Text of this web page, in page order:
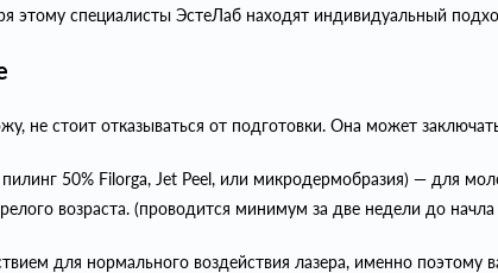
этому специалисты ЭстеЛаб находят индивидуальный
не стоит отказываться от подготовки. Она может
50% Filorga, Jet Peel, или микродермобразия) — для
возраста. (проводится минимум за две недели до
для нормального воздействия лазера, именно поэтому